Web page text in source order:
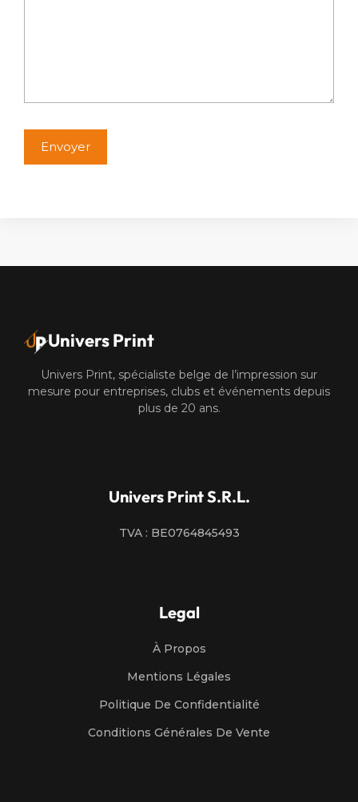
Univers Print
Univers Print, spécialiste belge de l’impression sur
mesure pour entreprises, clubs et événements depuis
plus de 20 ans.
Univers Print S.R.L.
TVA : BE0764845493
Legal
À Propos
Mentions Légales
Politique De Confidentialité
Conditions Générales De Vente